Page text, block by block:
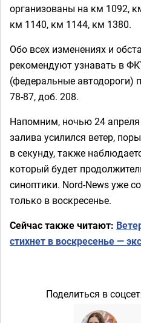
организованы на км 1092,
км 1140, км 1144, км 1380.
Обо всех изменениях и
рекомендуют узнавать в
(федеральные автодороги)
78-87, доб. 208.
Напомним, ночью 24
залива усилился ветер,
в секунду, также
который будет
синоптики. Nord-News уже
только в воскресенье.
Сейчас также читают:
стихнет в воскресенье —
Поделиться в